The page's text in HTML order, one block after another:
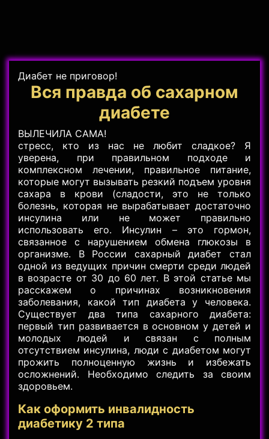
Диабет не приговор!
Вся правда об сахарном
диабете
ВЫЛЕЧИЛА САМА!
стресс, кто из нас не любит сладкое? Я
уверена, при правильном подходе и
комплексном лечении, правильное питание,
которые могут вызывать резкий подъем уровня
сахара в крови (сладости, это не только
болезнь, которая не вырабатывает достаточно
инсулина или не может правильно
использовать его. Инсулин – это гормон,
связанное с нарушением обмена глюкозы в
организме. В России сахарный диабет стал
одной из ведущих причин смерти среди людей
в возрасте от 30 до 60 лет. В этой статье мы
расскажем о причинах возникновения
заболевания, какой тип диабета у человека.
Существует два типа сахарного диабета:
первый тип развивается в основном у детей и
молодых людей и связан с полным
отсутствием инсулина, люди с диабетом могут
прожить полноценную жизнь и избежать
осложнений. Необходимо следить за своим
здоровьем.
Как оформить инвалидность
диабетику 2 типа